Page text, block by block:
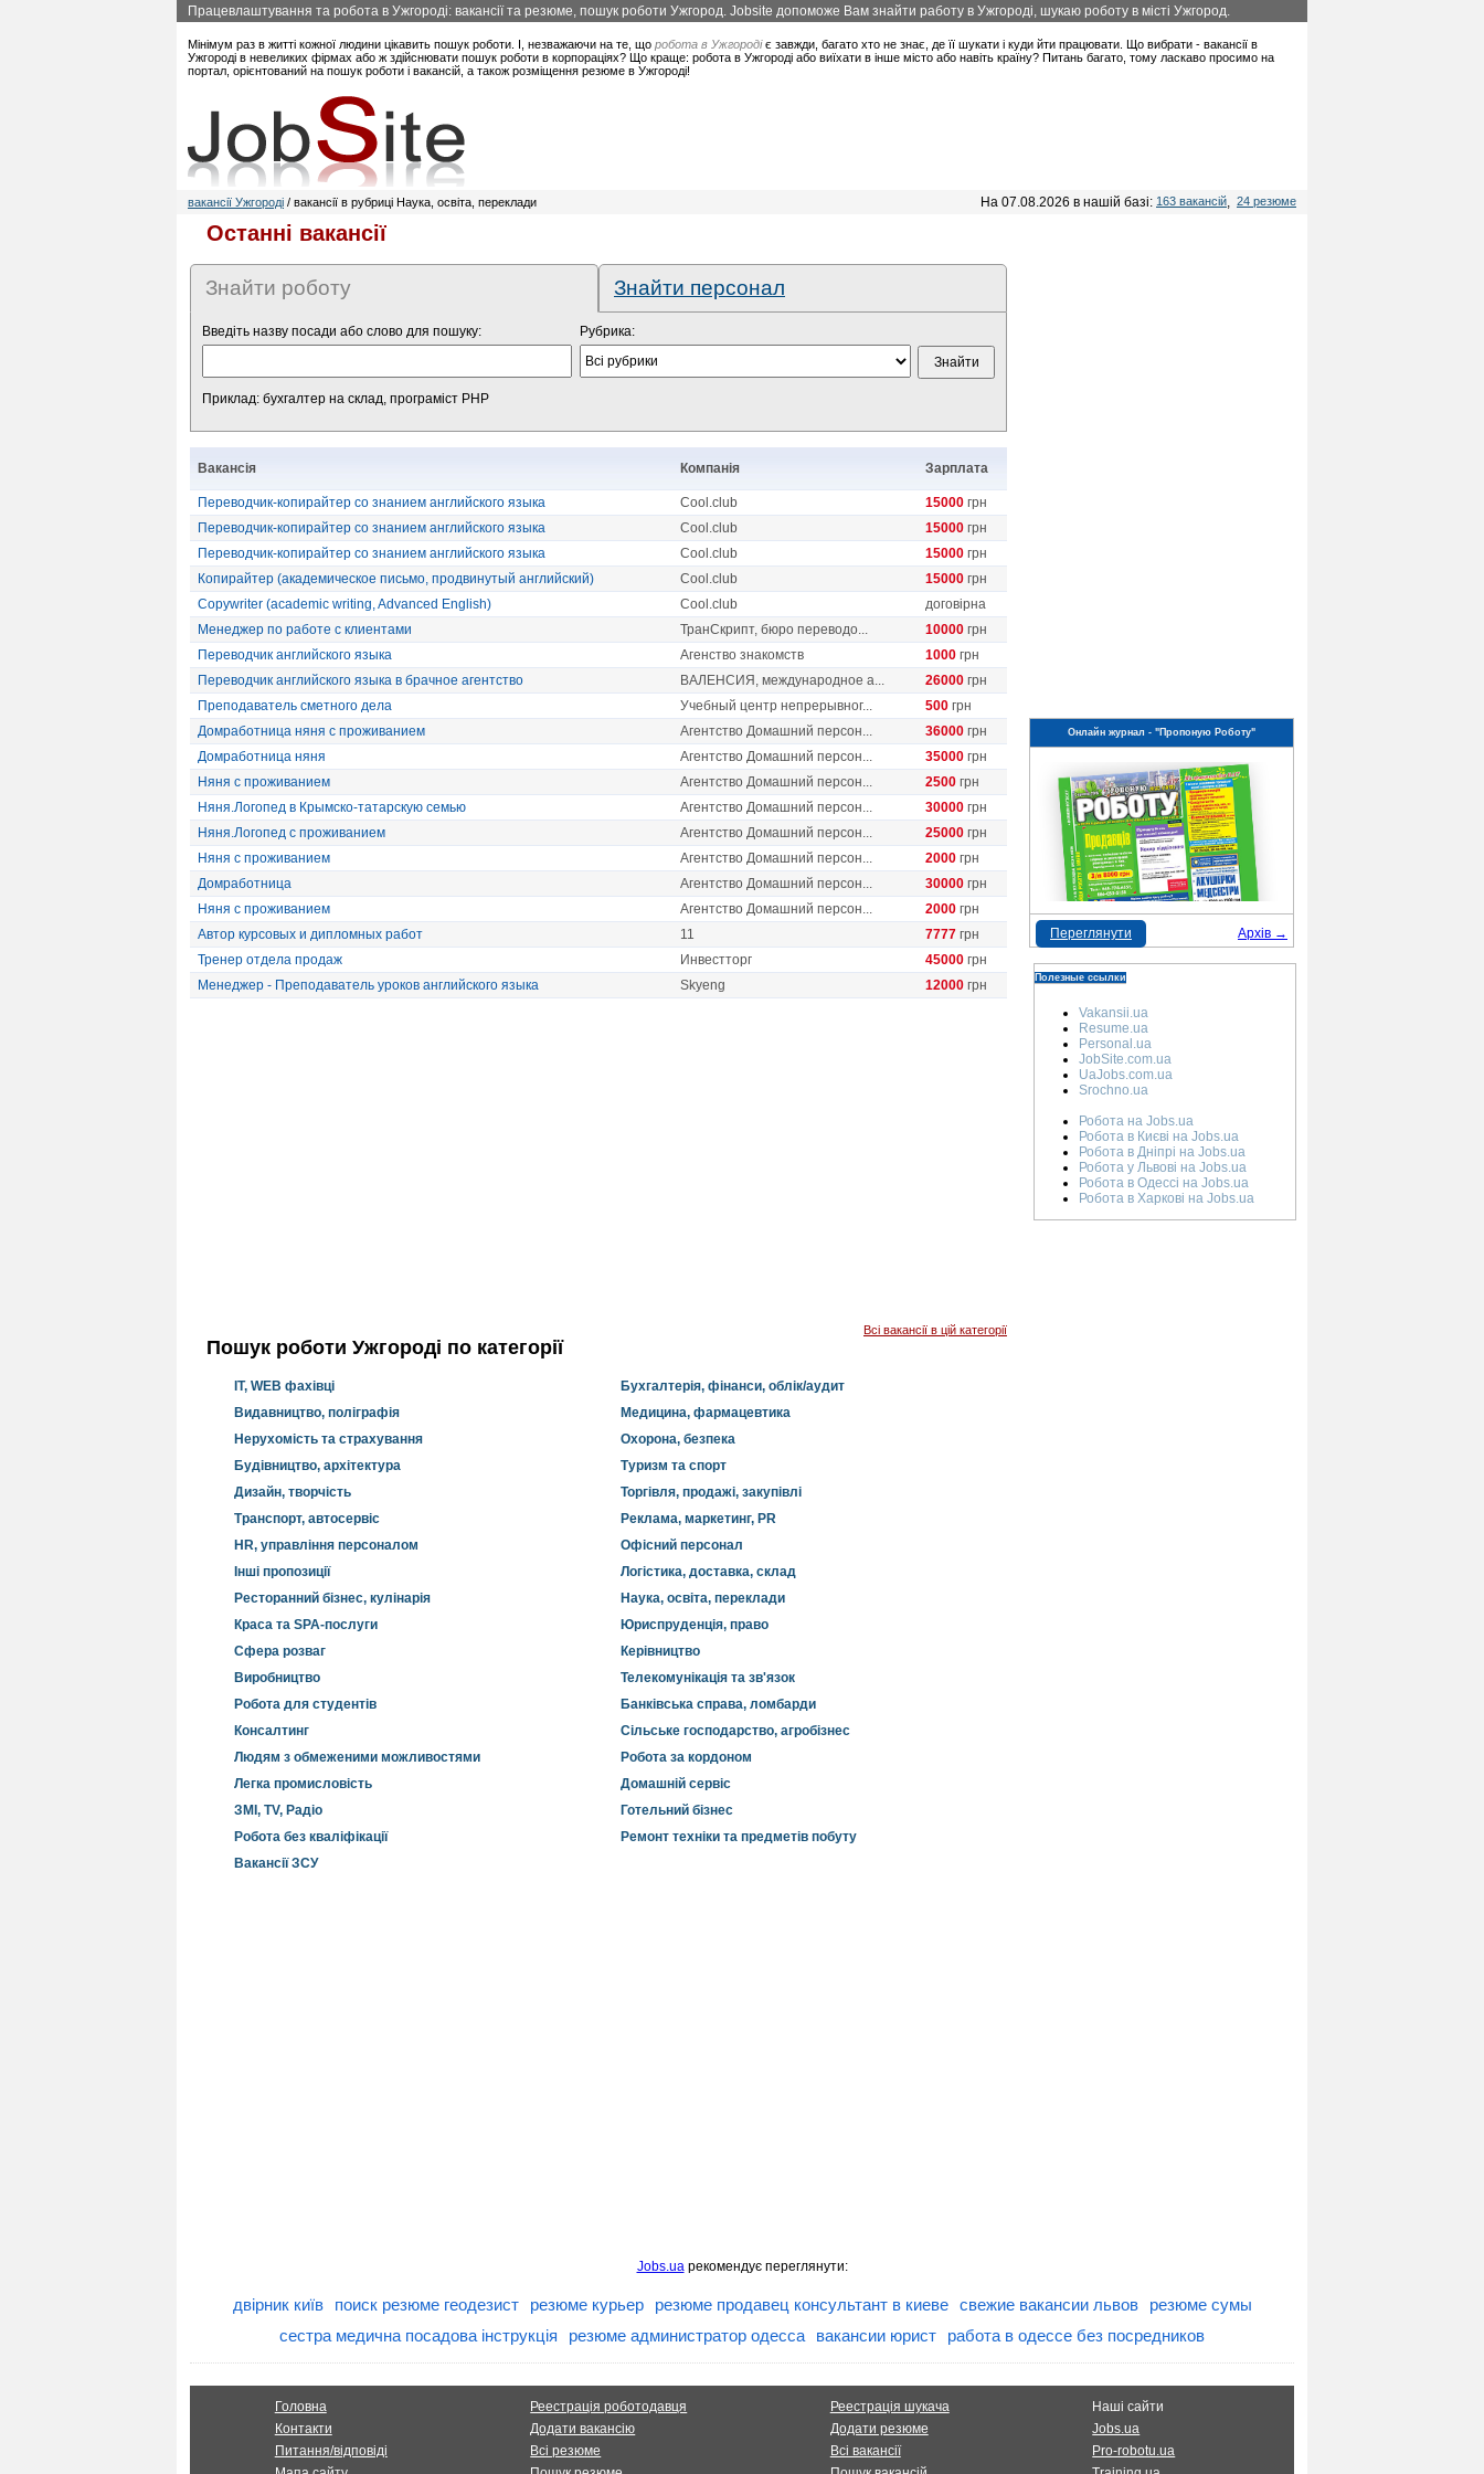
Працевлаштування та робота в Ужгороді: вакансії та резюме, пошук роботи Ужгород. Jobsite допоможе Вам знайти работу в Ужгороді, шукаю роботу в місті Ужгород.
Мінімум раз в житті кожної людини цікавить пошук роботи. І, незважаючи на те, що робота в Ужгородіє завжди, багато хто не знає, де її шукати і куди йти працювати. Що вибрати - вакансії в
Ужгороді в невеликих фірмах або ж здійснювати пошук роботи в корпораціях? Що краще: робота в Ужгороді або виїхати в інше місто або навіть країну? Питань багато, тому ласкаво просимо на
портал, орієнтований на пошук роботи і вакансій, а також розміщення резюме в Ужгороді!
вакансії Ужгороді / вакансії в рубриці Наука, освіта, переклади На 07.08.2026 в нашій базі: 163 вакансій, 24 резюме
Останні вакансії
Знайти роботу Знайти персонал
Введіть назву посади або слово для пошуку:
Приклад: бухгалтер на склад, програміст PHP
Рубрика:
Вакансія Компанія Зарплата
Переводчик-копирайтер со знанием английского языка Сool.club 15000 грн
Переводчик-копирайтер со знанием английского языка
Сool.club 15000 грн
Переводчик-копирайтер со знанием английского языка
Сool.club 15000 грн
Копирайтер (академическое письмо, продвинутый английский)
Сool.club 15000 грн
Сopywriter (academic writing, Advanced English)
Сool.club
договірна
Менеджер по работе с клиентами
ТранСкрипт, бюро переводо... 10000 грн
Переводчик английского языка
Агенство знакомств 1000 грн
Переводчик английского языка в брачное агентство
ВАЛЕНСИЯ, международное а... 26000 грн
Преподаватель сметного дела
Учебный центр непрерывног... 500 грн
Домработница няня с проживанием
Агентство Домашний персон... 36000 грн
Домработница няня
Агентство Домашний персон... 35000 грн
Няня с проживанием
Агентство Домашний персон... 2500 грн
Няня.Логопед в Крымско-татарскую семью
Агентство Домашний персон... 30000 грн
Няня.Логопед с проживанием
Агентство Домашний персон... 25000 грн
Няня с проживанием
Агентство Домашний персон... 2000 грн
Домработница
Агентство Домашний персон... 30000 грн
Няня с проживанием
Агентство Домашний персон... 2000 грн
Автор курсовых и дипломных работ
11 7777 грн
Тренер отдела продаж
Инвестторг 45000 грн
Менеджер - Преподаватель уроков английского языка
Skyeng 12000 грн
Всі вакансії в цій категорії
Пошук роботи Ужгороді по категорії
IT, WEB фахівці
Бухгалтерія, фінанси, облік/аудит
Видавництво, поліграфія
Медицина, фармацевтика
Нерухомість та страхування
Охорона, безпека
Будівництво, архітектура
Туризм та спорт
Дизайн, творчість
Торгівля, продажі, закупівлі
Транспорт, автосервіс
Реклама, маркетинг, PR
HR, управління персоналом
Офісний персонал
Інші пропозиції
Логістика, доставка, склад
Ресторанний бізнес, кулінарія
Наука, освіта, переклади
Краса та SPA-послуги
Юриспруденція, право
Сфера розваг
Керівництво
Виробництво
Телекомунікація та зв'язок
Робота для студентів
Банківська справа, ломбарди
Консалтинг
Сільське господарство, агробізнес
Людям з обмеженими можливостями
Робота за кордоном
Легка промисловість
Домашній сервіс
ЗМІ, TV, Радіо
Готельний бізнес
Робота без кваліфікації
Ремонт техніки та предметів побуту
Вакансії ЗСУ
Онлайн журнал - "Пропоную Роботу"
Архів →
Переглянути
Полезные ссылки
Vakansii.ua
Resume.ua
Personal.ua
JobSite.com.ua
UaJobs.com.ua
Srochno.ua
Робота на Jobs.ua
Робота в Києві на Jobs.ua
Робота в Дніпрі на Jobs.ua
Робота у Львові на Jobs.ua
Робота в Одессі на Jobs.ua
Робота в Харкові на Jobs.ua
Jobs.uaрекомендує переглянути:
двірник київ поиск резюме геодезист резюме курьер резюме продавец консультант в киеве свежие вакансии львов
резюме сумы
сестра медична посадова інструкція
резюме администратор одесса вакансии юрист работа в одессе без посредников
Головна
Контакти
Питання/відповіді
Реестрація роботодавця
Додати вакансію
Всі резюме
Реестрація шукача
Додати резюме
Всі вакансії
Наші сайти
Jobs.ua
Pro-robotu.ua